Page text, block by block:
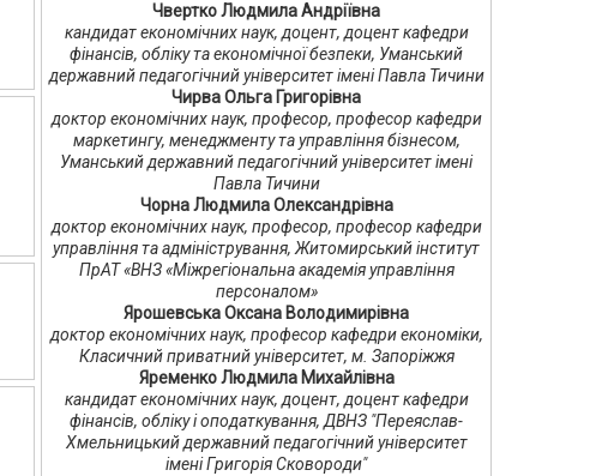
Чвертко Людмила Андріївна
кандидат економічних наук, доцент, доцент кафедри
фінансів, обліку та економічної безпеки, Уманський
державний педагогічний університет імені Павла Тичини
Чирва Ольга Григорівна
доктор економічних наук, професор, професор кафедри
маркетингу, менеджменту та управління бізнесом,
Уманський державний педагогічний університет імені
Павла Тичини
Чорна Людмила Олександрівна
доктор економічних наук, професор, професор кафедри
управління та адміністрування, Житомирський інститут
ПрАТ «ВНЗ «Міжрегіональна академія управління
персоналом»
Ярошевська Оксана Володимирівна
доктор економічних наук, професор кафедри економіки,
Класичний приватний університет, м. Запоріжжя
Яременко Людмила Михайлівна
кандидат економічних наук, доцент, доцент кафедри
фінансів, обліку і оподаткування, ДВНЗ "Переяслав-
Хмельницький державний педагогічний університет
імені Григорія Сковороди"